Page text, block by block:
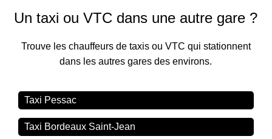
Un taxi ou VTC dans une autre gare ?
Trouve les chauffeurs de taxis ou VTC qui stationnent
dans les autres gares des environs.
Taxi Pessac
Taxi Bordeaux Saint-Jean